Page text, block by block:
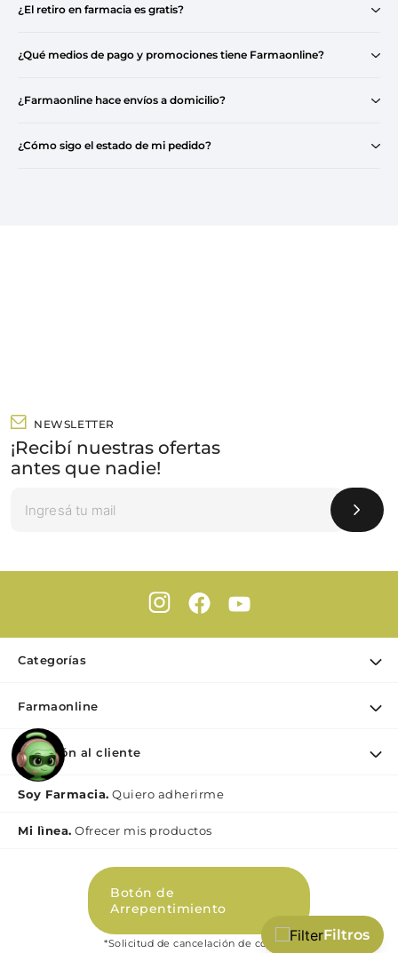
Filtros
¿El retiro en farmacia es gratis?
¿Qué medios de pago y promociones tiene Farmaonline?
¿Farmaonline hace envíos a domicilio?
¿Cómo sigo el estado de mi pedido?
NEWSLETTER
¡Recibí nuestras ofertas
antes que nadie!
Categorías
Dermocosmética
Maquillaje
Nutrición & Deporte
Bebé y maternidad
Farmaonline
Nuestra empresa
Puntos de retiro
Atención al cliente
Contacto
Preguntas Frecuentes Beauty
Términos y condiciones Beauty
Promociones
Políticas de Privacidad Beauty
Soy Farmacia. Quiero adherirme
Mi lìnea. Ofrecer mis productos
Botón de
Arrepentimiento
*Solicitud de cancelación de compra